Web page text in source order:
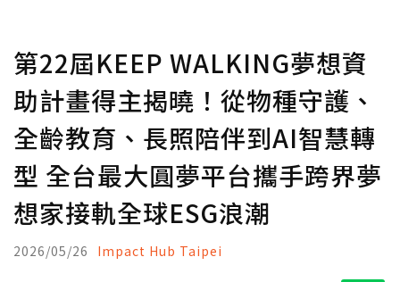
第22屆KEEP WALKING夢想資
助計畫得主揭曉！從物種守護、
全齡教育、長照陪伴到AI智慧轉
型 全台最大圓夢平台攜手跨界夢
想家接軌全球ESG浪潮
2026/05/26 Impact Hub Taipei